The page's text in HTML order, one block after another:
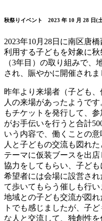
秋祭りイベント 2023 年 10 月 28 日(
2023年10月28日に南区唐
利用する子どもを対象に
（3年目）の取り組みで、
され、賑やかに開催されま
昨年より来場者（子ども
人の来場があったようで
もチケットを発行して、
がお手伝いを行うと合計
いう内容で、働くことの
人と子どもの交流も図れ
テーマに仮装ブースを出
協力をしてもらい、子ど
希望者には会場に設営さ
て歩いてもらう催しも行い
地域との子ども交流が図
トでも感じましたが、子
な人と交流して、独創性